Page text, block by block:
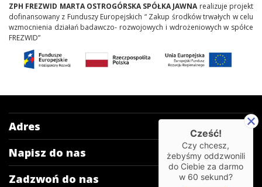
ZPH FREZWID MARTA OSTROGÓRSKA SPÓŁKA JAWNArealizuje projekt
dofinansowany z Funduszy Europejskich “ Zakup środków trwałych w celu
wzmocnienia działań badawczo- rozwojowych i wdrożeniowych w spółce
FREZWID”
Adres
Napisz do nas
Zadzwoń do nas
Cześć!
Czy chcesz,
żebyśmy oddzwonili
do Ciebie za darmo
w 60 sekund?